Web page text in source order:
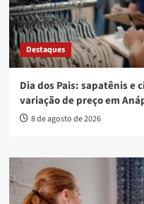
Destaques
Dia dos Pais: sapatênis e
variação de preço em
8 de agosto de 2026